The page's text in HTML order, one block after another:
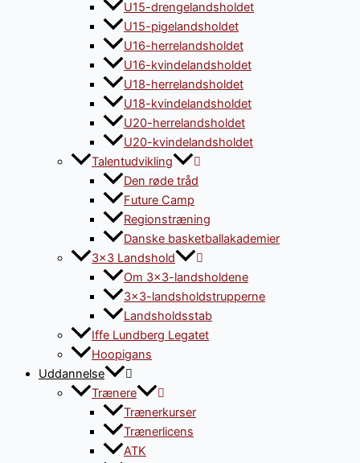
U15-drengelandsholdet
U15-pigelandsholdet
U16-herrelandsholdet
U16-kvindelandsholdet
U18-herrelandsholdet
U18-kvindelandsholdet
U20-herrelandsholdet
U20-kvindelandsholdet
Talentudvikling
Den røde tråd
Future Camp
Regionstræning
Danske basketballakademier
3×3 Landshold
Om 3×3-landsholdene
3×3-landsholdstrupperne
Landsholdsstab
Iffe Lundberg Legatet
Hoopigans
Uddannelse
Trænere
Trænerkurser
Trænerlicens
ATK